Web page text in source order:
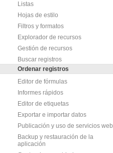
Listas
Hojas de estilo
Filtros y formatos
Explorador de recursos
Gestión de recursos
Buscar registros
Ordenar registros
Editor de fórmulas
Informes rápidos
Editor de etiquetas
Exportar e importar datos
Publicación y uso de servicios web
Backup y restauración de la
aplicación